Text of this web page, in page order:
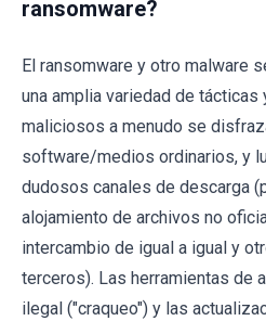
ransomware?
El ransomware y otro malware
una amplia variedad de
maliciosos a menudo se
software/medios ordinarios, y
dudosos canales de descarga
alojamiento de archivos no
intercambio de igual a igual y
terceros). Las herramientas de
ilegal ("craqueo") y las